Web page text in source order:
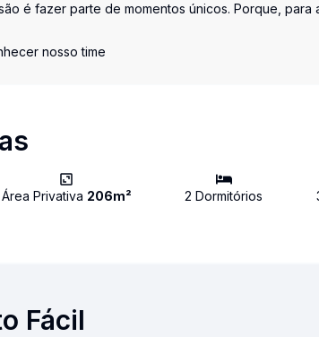
é fazer parte de momentos únicos. Porque, para
nosso time
Área Privativa 206m² 2 Dormitórios
Fácil